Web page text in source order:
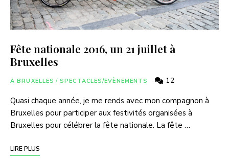
Fête nationale 2016, un 21 juillet à
Bruxelles
A BRUXELLES / SPECTACLES/EVÈNEMENTS 12
Quasi chaque année, je me rends avec mon compagnon à
Bruxelles pour participer aux festivités organisées à
Bruxelles pour célébrer la fête nationale. La fête …
LIRE PLUS